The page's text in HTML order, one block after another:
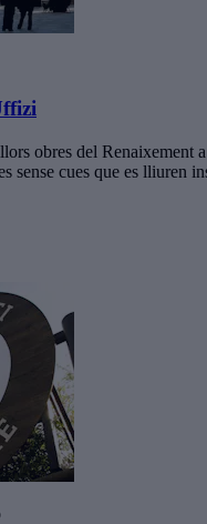
obres del Renaixement
sense cues que es lliuren